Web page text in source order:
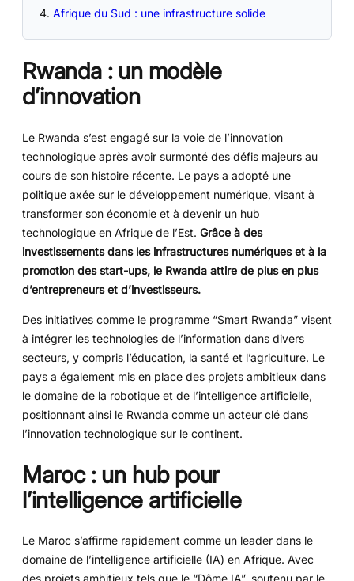
Afrique du Sud : une infrastructure solide
Rwanda : un modèle
d’innovation
Le Rwanda s’est engagé sur la voie de l’innovation
technologique après avoir surmonté des défis majeurs au
cours de son histoire récente. Le pays a adopté une
politique axée sur le développement numérique, visant à
transformer son économie et à devenir un hub
technologique en Afrique de l’Est. Grâce à des
investissements dans les infrastructures numériques et à la
promotion des start-ups, le Rwanda attire de plus en plus
d’entrepreneurs et d’investisseurs.
Des initiatives comme le programme “Smart Rwanda” visent
à intégrer les technologies de l’information dans divers
secteurs, y compris l’éducation, la santé et l’agriculture. Le
pays a également mis en place des projets ambitieux dans
le domaine de la robotique et de l’intelligence artificielle,
positionnant ainsi le Rwanda comme un acteur clé dans
l’innovation technologique sur le continent.
Maroc : un hub pour
l’intelligence artificielle
Le Maroc s’affirme rapidement comme un leader dans le
domaine de l’intelligence artificielle (IA) en Afrique. Avec